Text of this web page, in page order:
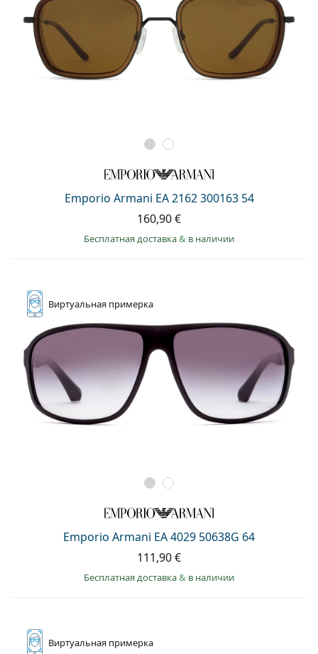
Emporio Armani EA 2162 300163 54
160,90 €
Бесплатная доставка& в наличии
Виртуальная примерка
Emporio Armani EA 4029 50638G 64
111,90 €
Бесплатная доставка& в наличии
Виртуальная примерка